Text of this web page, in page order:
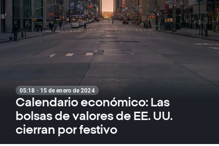
05:18 · 15 de enero de 2024
Calendario económico: Las
bolsas de valores de EE. UU.
cierran por festivo